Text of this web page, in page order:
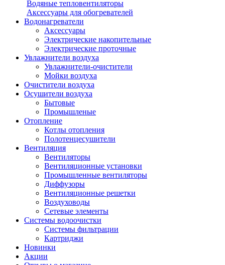
Водяные тепловентиляторы
Аксессуары для обогревателей
Водонагреватели
Аксессуары
Электрические накопительные
Электрические проточные
Увлажнители воздуха
Увлажнители-очистители
Мойки воздуха
Очистители воздуха
Осушители воздуха
Бытовые
Промышленые
Отопление
Котлы отопления
Полотенцесушители
Вентиляция
Вентиляторы
Вентиляционные установки
Промышленные вентиляторы
Диффузоры
Вентиляционные решетки
Воздуховоды
Сетевые элементы
Системы водоочистки
Системы фильтрации
Картриджи
Новинки
Акции